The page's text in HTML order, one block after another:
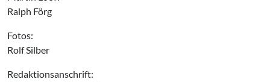
Ralph Förg
Fotos:
Rolf Silber
Redaktionsanschrift: